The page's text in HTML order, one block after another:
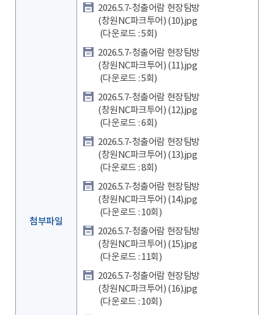
첨부파일
2026.5.7-청출어람 현장탐방
(창원NC파크투어) (10).jpg
(다운로드 : 5회)
2026.5.7-청출어람 현장탐방
(창원NC파크투어) (11).jpg
(다운로드 : 5회)
2026.5.7-청출어람 현장탐방
(창원NC파크투어) (12).jpg
(다운로드 : 6회)
2026.5.7-청출어람 현장탐방
(창원NC파크투어) (13).jpg
(다운로드 : 8회)
2026.5.7-청출어람 현장탐방
(창원NC파크투어) (14).jpg
(다운로드 : 10회)
2026.5.7-청출어람 현장탐방
(창원NC파크투어) (15).jpg
(다운로드 : 11회)
2026.5.7-청출어람 현장탐방
(창원NC파크투어) (16).jpg
(다운로드 : 10회)